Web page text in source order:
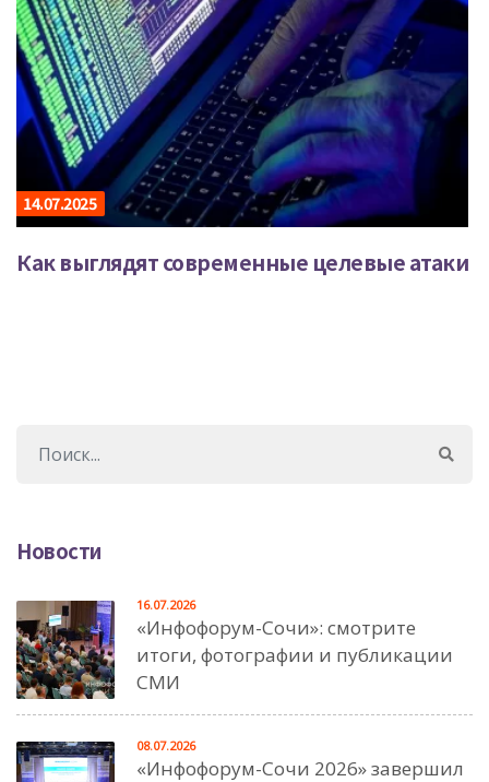
14.07.2025
Как выглядят современные целевые атаки
Новости
«Инфофорум-Сочи»: смотрите
итоги, фотографии и публикации
СМИ
16.07.2026
«Инфофорум-Сочи 2026» завершил
08.07.2026